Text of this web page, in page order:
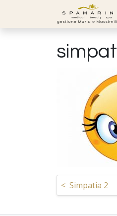
< Simpatia 2